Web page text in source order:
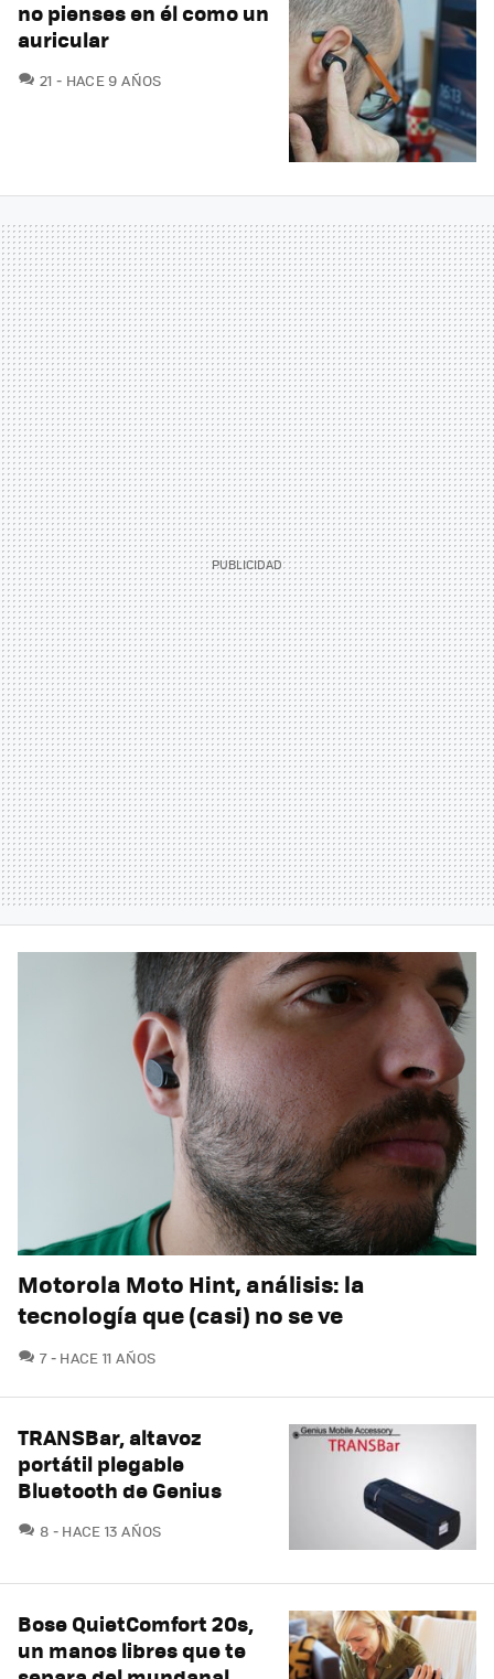
no pienses en él como un
auricular
21 COMENTARIOS
HACE 9 AÑOS
Motorola Moto Hint, análisis: la
tecnología que (casi) no se ve
7COMENTARIOS
HACE 11 AÑOS
TRANSBar, altavoz
portátil plegable
Bluetooth de Genius
8 COMENTARIOS
HACE 13 AÑOS
Bose QuietComfort 20s,
un manos libres que te